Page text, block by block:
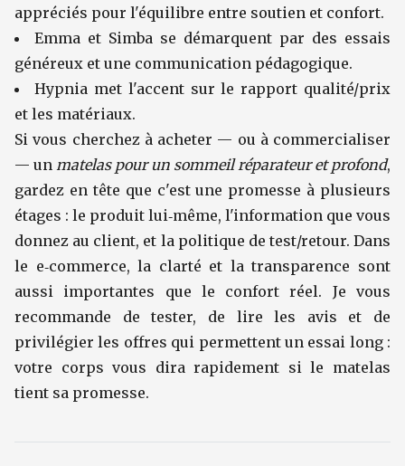
appréciés pour l'équilibre entre soutien et confort.
Emma et Simba se démarquent par des essais
généreux et une communication pédagogique.
Hypnia met l'accent sur le rapport qualité/prix
et les matériaux.
Si vous cherchez à acheter — ou à commercialiser
— un matelas pour un sommeil réparateur et profond,
gardez en tête que c'est une promesse à plusieurs
étages : le produit lui‑même, l'information que vous
donnez au client, et la politique de test/retour. Dans
le e‑commerce, la clarté et la transparence sont
aussi importantes que le confort réel. Je vous
recommande de tester, de lire les avis et de
privilégier les offres qui permettent un essai long :
votre corps vous dira rapidement si le matelas
tient sa promesse.